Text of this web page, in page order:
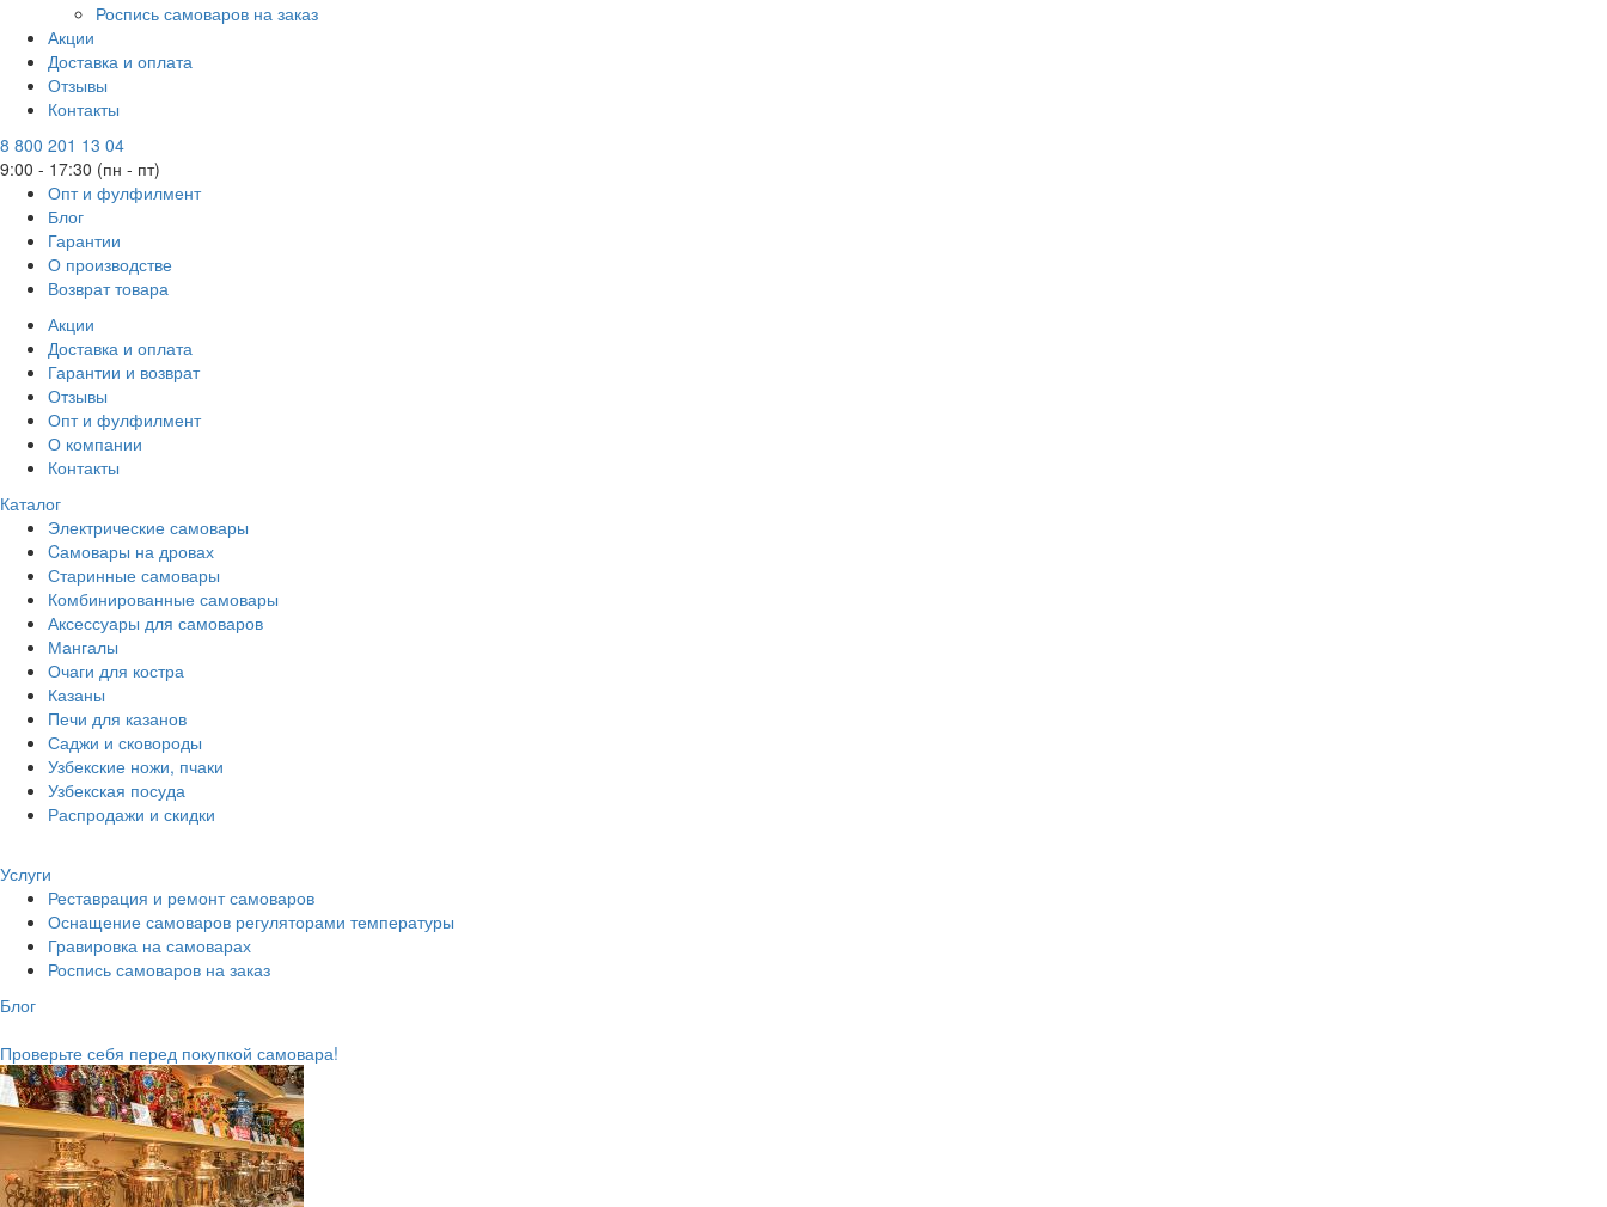
Роспись самоваров на заказ
Акции
Доставка и оплата
Отзывы
Контакты
8 800 201 13 04
9:00 - 17:30 (пн - пт)
Опт и фулфилмент
Блог
Гарантии
О производстве
Возврат товара
Акции
Доставка и оплата
Гарантии и возврат
Отзывы
Опт и фулфилмент
О компании
Контакты
Каталог
Электрические самовары
Cамовары на дровах
Старинные самовары
Комбинированные самовары
Аксессуары для самоваров
Мангалы
Очаги для костра
Казаны
Печи для казанов
Саджи и сковороды
Узбекские ножи, пчаки
Узбекская посуда
Распродажи и скидки
Услуги
Реставрация и ремонт самоваров
Оснащение самоваров регуляторами температуры
Гравировка на самоварах
Роспись самоваров на заказ
Блог
Проверьте себя перед покупкой самовара!